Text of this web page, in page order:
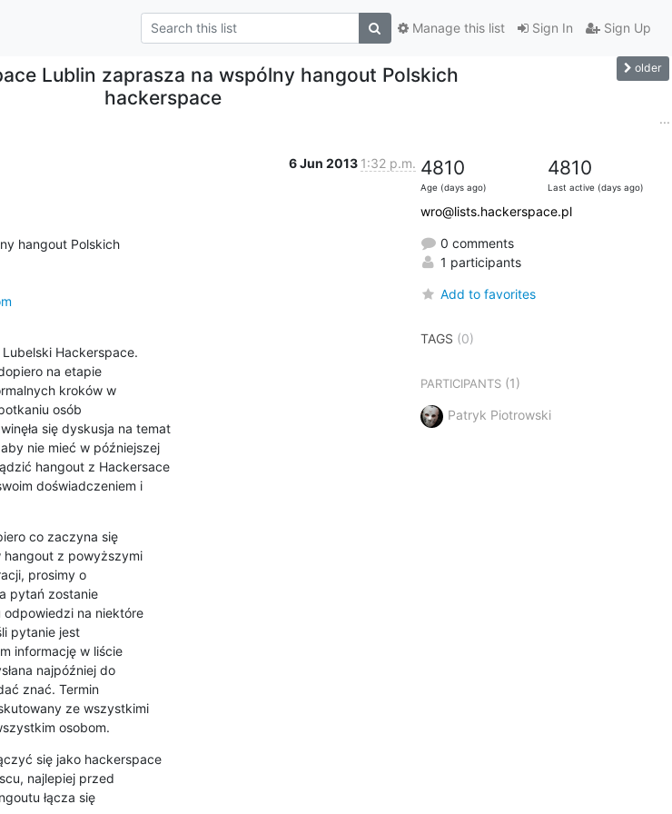
Sign In Sign Up
Manage this list
Lublin zaprasza na wspólny hangout Polskich
hackerspace
older
...
6 Jun 2013 1:32 p.m.
hangout Polskich
Hackerspace.
na etapie
kroków w
osób
się dyskusja na temat
nie mieć w późniejszej
hangout z Hackersace
doświadczeniem i
co zaczyna się
hangout z powyższymi
prosimy o
pytań zostanie
odpowiedzi na niektóre
pytanie jest
informację w liście
najpóźniej do
znać. Termin
ze wszystkimi
osobom.
się jako hackerspace
najlepiej przed
łącza się
4810
Age (days ago)
4810
Last active (days ago)
wro@lists.hackerspace.pl
0 comments
1 participants
Add to favorites
TAGS (0)
PARTICIPANTS(1)
Patryk Piotrowski